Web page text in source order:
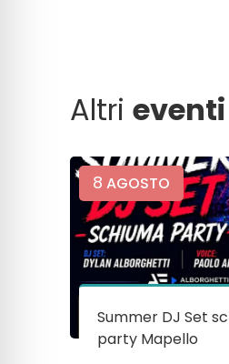
Altrieventi
8 AGOSTO
Summer DJ Set
party Mapello